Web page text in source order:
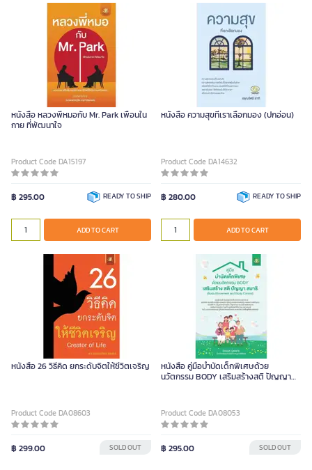
หนังสือ หลวงพี่หมอกับ Mr. Park เพื่อนใน
กาย ที่พัฒนาใจ
Product Code DA15197
฿ 295.00 READY TO SHIP
ADD TO CART
หนังสือ ความสุขที่เราเลือกมอง (ปกอ่อน)
Product Code DA14632
฿ 280.00 READY TO SHIP
ADD TO CART
หนังสือ 26 วิธีคิด ยกระดับจิตให้ชีวิตเจริญ
Product Code DA08603
฿ 299.00 SOLD OUT
หนังสือ คู่มือบำบัดเด็กพิเศษด้วย
นวัตกรรม BODY เสริมสร้างสติ ปัญญา
Product Code DA08053
฿ 295.00 SOLD OUT